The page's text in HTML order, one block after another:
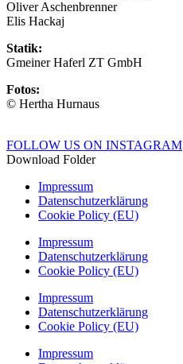
Oliver Aschenbrenner
Elis Hackaj
Statik:
Gmeiner Haferl ZT GmbH
Fotos:
© Hertha Hurnaus
FOLLOW US ON INSTAGRAM
Download Folder
Impressum
Datenschutzerklärung
Cookie Policy (EU)
Impressum
Datenschutzerklärung
Cookie Policy (EU)
Impressum
Datenschutzerklärung
Cookie Policy (EU)
Impressum